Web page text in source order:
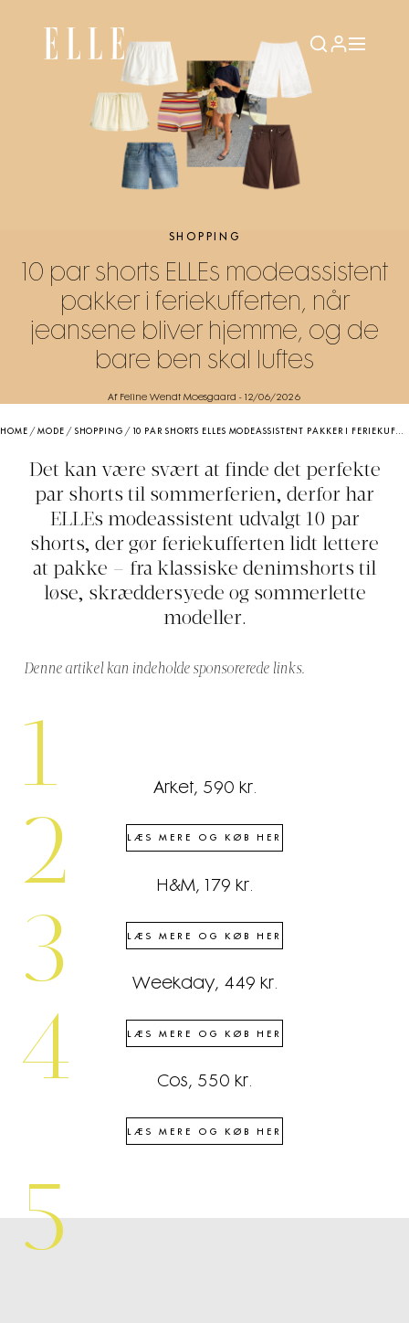
SHOPPING
10 par shorts ELLEs modeassistent
pakker i feriekufferten, når
jeansene bliver hjemme, og de
bare ben skal luftes
Af Feline Wendt Moesgaard - 12/06/2026
HOME /MODE / SHOPPING / 10 PAR SHORTS ELLES MODEASSISTENT PAKKER I FERIEKUFFERTEN, NÅR JEANSENE BLIVER HJEMME, OG DE BARE BEN SKAL LUFTES
Det kan være svært at finde det perfekte
par shorts til sommerferien, derfor har
ELLEs modeassistent udvalgt 10 par
shorts, der gør feriekufferten lidt lettere
at pakke – fra klassiske denimshorts til
løse, skræddersyede og sommerlette
modeller.
Denne artikel kan indeholde sponsorerede links.
1 Arket, 590 kr.
LÆS MERE OG KØB HER
2 H&M, 179 kr.
LÆS MERE OG KØB HER
3 Weekday, 449 kr.
LÆS MERE OG KØB HER
4 Cos, 550 kr.
LÆS MERE OG KØB HER
5